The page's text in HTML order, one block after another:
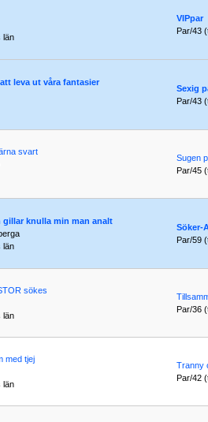
län
VIPpar
Par/43
leva ut våra fantasier
Sexig
Par/43
svart
Sugen
Par/45
gillar knulla min man analt
län
Söker-
Par/59
sökes
län
Par/36
med tjej
län
Tranny
Par/42